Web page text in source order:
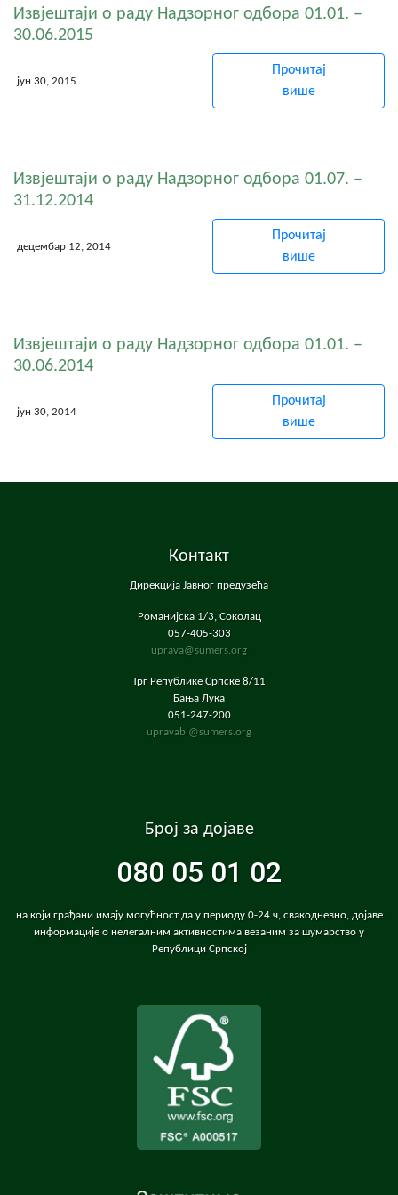
Извјештаји о раду Надзорног одбора 01.01. –
30.06.2015
јун 30, 2015
Прочитај
више
Извјештаји о раду Надзорног одбора 01.07. –
31.12.2014
децембар 12, 2014
Прочитај
више
Извјештаји о раду Надзорног одбора 01.01. –
30.06.2014
јун 30, 2014
Прочитај
више
Контакт
Дирекција Јавног предузећа
Романијска 1/3, Соколац
057-405-303
uprava@sumers.org
Трг Републике Српске 8/11
Бања Лука
051-247-200
upravabl@sumers.org
Број за дојаве
080 05 01 02
на који грађани имају могућност да у периоду 0-24 ч, свакодневно, дојаве
информације о нелегалним активностима везаним за шумарство у
Републици Српској